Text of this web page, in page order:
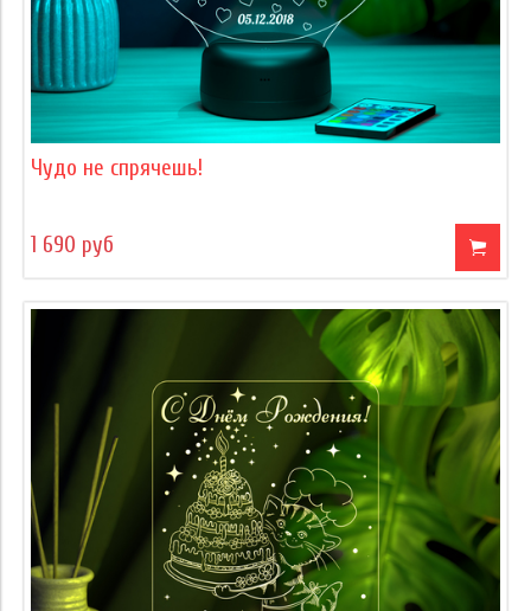
Чудо не спрячешь!
1 690 руб